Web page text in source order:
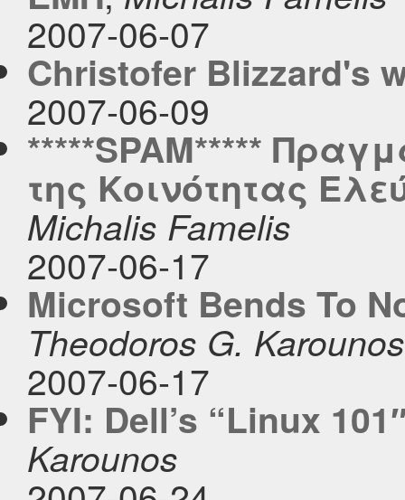
2007-06-07
Christofer Blizzard's
2007-06-09
*****SPAM*****
της Κοινότητας
Michalis Famelis
2007-06-17
Microsoft Bends To
Theodoros G. Karounos
2007-06-17
FYI: Dell’s “Linux
Karounos